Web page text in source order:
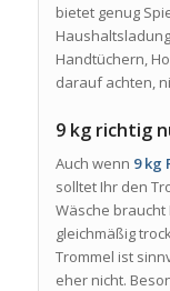
bietet genug
Handtüchern,
darauf achten,
9 kg richtig
Auch wenn 9 kg
solltet Ihr den
Wäsche braucht
gleichmäßig
Trommel ist
eher nicht.